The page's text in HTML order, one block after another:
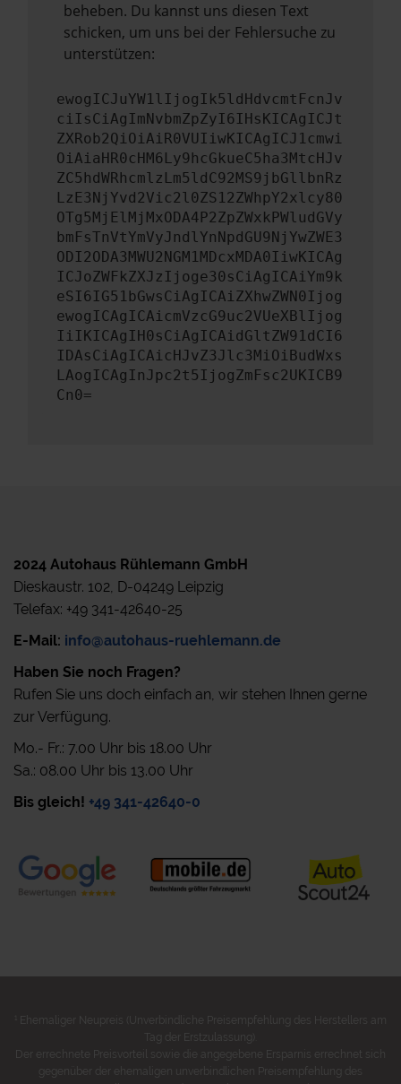
beheben. Du kannst uns diesen Text
schicken, um uns bei der Fehlersuche zu
unterstützen:
ewogICJuYW1lIjogIk5ldHdvcmtFcnJv
ciIsCiAgImNvbmZpZyI6IHsKICAgICJt
ZXRob2QiOiAiR0VUIiwKICAgICJ1cmwi
OiAiaHR0cHM6Ly9hcGkueC5ha3MtcHJv
ZC5hdWRhcmlzLm5ldC92MS9jbGllbnRz
LzE3NjYvd2Vic2l0ZS12ZWhpY2xlcy80
OTg5MjElMjMxODA4P2ZpZWxkPWludGVy
bmFsTnVtYmVyJndlYnNpdGU9NjYwZWE3
ODI2ODA3MWU2NGM1MDcxMDA0IiwKICAg
ICJoZWFkZXJzIjoge30sCiAgICAiYm9k
eSI6IG51bGwsCiAgICAiZXhwZWN0Ijog
ewogICAgICAicmVzcG9uc2VUeXBlIjog
IiIKICAgIH0sCiAgICAidGltZW91dCI6
IDAsCiAgICAicHJvZ3Jlc3MiOiBudWxs
LAogICAgInJpc2t5IjogZmFsc2UKICB9
Cn0=
2024 Autohaus Rühlemann GmbH
Dieskaustr. 102, D-04249 Leipzig
Telefax: +49 341-42640-25
E-Mail: info@autohaus-ruehlemann.de
Haben Sie noch Fragen?
Rufen Sie uns doch einfach an, wir stehen Ihnen gerne
zur Verfügung.
Mo.- Fr.: 7.00 Uhr bis 18.00 Uhr
Sa.: 08.00 Uhr bis 13.00 Uhr
Bis gleich! +49 341-42640-0
Ehemaliger Neupreis (Unverbindliche Preisempfehlung des Herstellers am
Tag der Erstzulassung).
Der errechnete Preisvorteil sowie die angegebene Ersparnis errechnet sich
gegenüber der ehemaligen unverbindlichen Preisempfehlung des